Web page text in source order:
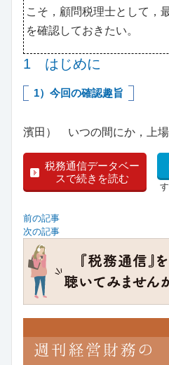
こそ，顧問税理士として，
を確認しておきたい。
1 はじめに
1）今回の確認趣旨
濱田） いつの間にか，上場
税務通信データベー
スで続きを読む
前の記事
次の記事